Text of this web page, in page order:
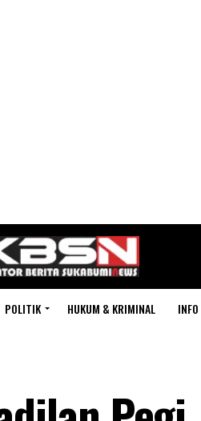
POLITIK HUKUM & KRIMINAL